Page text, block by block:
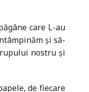
care L-au
și să-
nostru și
de fiecare